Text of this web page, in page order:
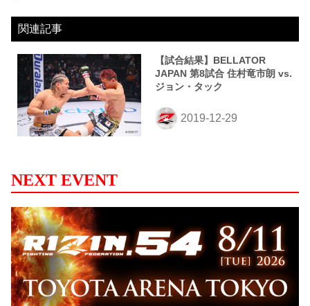
関連記事
【試合結果】BELLATOR
JAPAN 第8試合 住村竜市朗 vs.
ジョン・タック
NEXT EVENT